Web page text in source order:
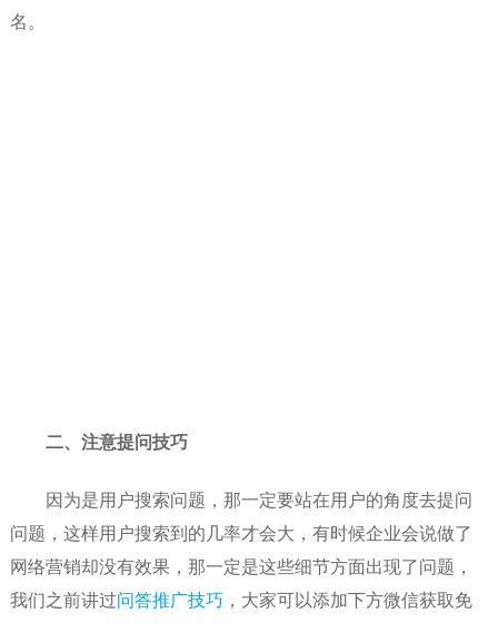
名。
二、注意提问技巧
因为是用户搜索问题，那一定要站在用户的角度去提问
问题，这样用户搜索到的几率才会大，有时候企业会说做了
网络营销却没有效果，那一定是这些细节方面出现了问题，
我们之前讲过问答推广技巧 ，大家可以添加下方微信获取免